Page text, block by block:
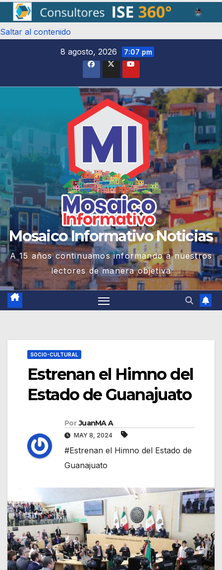
Saltar al contenido
8 agosto, 2026
7:07 pm
Mosaico Informativo Noticias
A 15 años continuamos informando a nuestros
lectores de manera objetiva
SOCIO-CULTURAL
Estrenan el Himno del
Estado de Guanajuato
Por JuanMA A
MAY 8, 2024
#Estrenan el Himno del Estado de
Guanajuato